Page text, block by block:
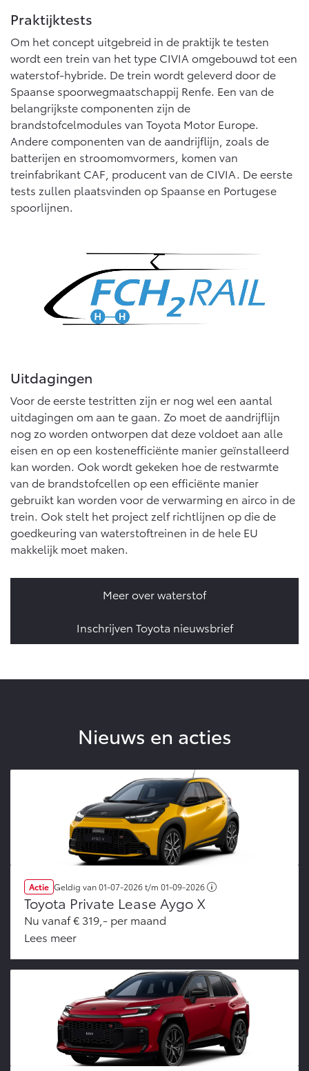
Proace (excl. BTW)
OOK ALS BATTERIJ-
ELEKTRISCH
Vanaf € 37.500,-
Proace Verso
BATTERIJ-ELEKTRISCH
Vanaf € 55.950,-
Proace Max (excl. BTW)
Vanaf € 46.301,- Vanaf € 56.570,-
Praktijktests
Om het concept uitgebreid in de praktijk te testen
wordt een trein van het type CIVIA omgebouwd tot een
waterstof-hybride. De trein wordt geleverd door de
Spaanse spoorwegmaatschappij Renfe. Een van de
belangrijkste componenten zijn de
brandstofcelmodules van Toyota Motor Europe.
Andere componenten van de aandrijflijn, zoals de
batterijen en stroomomvormers, komen van
treinfabrikant CAF, producent van de CIVIA. De eerste
tests zullen plaatsvinden op Spaanse en Portugese
spoorlijnen.
Uitdagingen
Voor de eerste testritten zijn er nog wel een aantal
uitdagingen om aan te gaan. Zo moet de aandrijflijn
nog zo worden ontworpen dat deze voldoet aan alle
eisen en op een kostenefficiënte manier geïnstalleerd
kan worden. Ook wordt gekeken hoe de restwarmte
van de brandstofcellen op een efficiënte manier
gebruikt kan worden voor de verwarming en airco in de
trein. Ook stelt het project zelf richtlijnen op die de
goedkeuring van waterstoftreinen in de hele EU
makkelijk moet maken.
Meer over waterstof
Inschrijven Toyota nieuwsbrief
Nieuws en acties
Actie Geldig van01-07-2026t/m 01-09-2026
Toyota Private Lease Aygo X
Nu vanaf € 319,- per maand
Lees meer